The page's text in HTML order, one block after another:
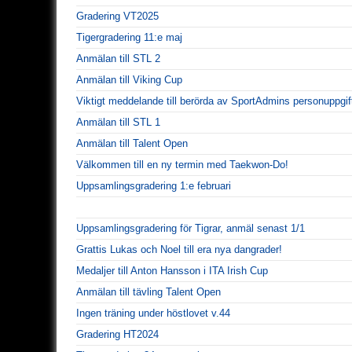
Gradering VT2025
Tigergradering 11:e maj
Anmälan till STL 2
Anmälan till Viking Cup
Viktigt meddelande till berörda av SportAdmins
Anmälan till STL 1
Anmälan till Talent Open
Välkommen till en ny termin med Taekwon-Do!
Uppsamlingsgradering 1:e februari
Uppsamlingsgradering för Tigrar, anmäl senast 1/1
Grattis Lukas och Noel till era nya dangrader!
Medaljer till Anton Hansson i ITA Irish Cup
Anmälan till tävling Talent Open
Ingen träning under höstlovet v.44
Gradering HT2024